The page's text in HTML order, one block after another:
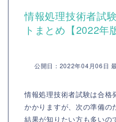
情報処理技術者試
トまとめ【2022年
公開日：2022年04月06日
情報処理技術者試験は合格
かかりますが、次の準備の
結果が知りたい方も多いの